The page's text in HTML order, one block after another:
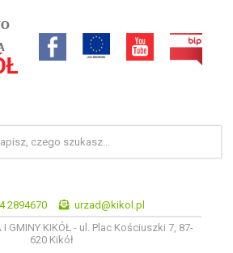
2894670
urzad@kikol.pl
GMINY KIKÓŁ - ul. Plac Kościuszki 7, 87-
620 Kikół